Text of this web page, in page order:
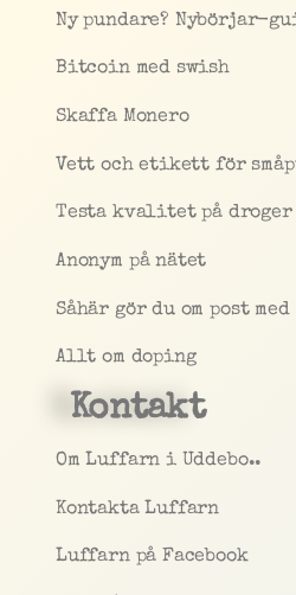
Ny pundare? Nybörjar-
Bitcoin med swish
Skaffa Monero
Vett och etikett för
Testa kvalitet på droger
Anonym på nätet
Såhär gör du om post
Allt om doping
Kontakt
Om Luffarn i Uddebo..
Kontakta Luffarn
Luffarn på Facebook